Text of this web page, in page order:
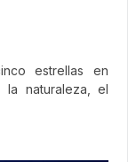
estrellas en
la naturaleza, el